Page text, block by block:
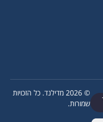
© 2026 מדילנד. כל הזכויות
שמורות.